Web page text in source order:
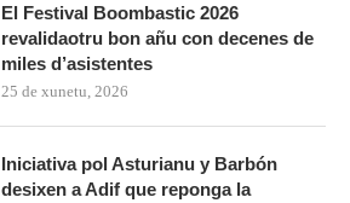
El Festival Boombastic 2026
revalidaotru bon añu con decenes de
miles d’asistentes
25 de xunetu, 2026
Iniciativa pol Asturianu y Barbón
desixen a Adif que reponga la